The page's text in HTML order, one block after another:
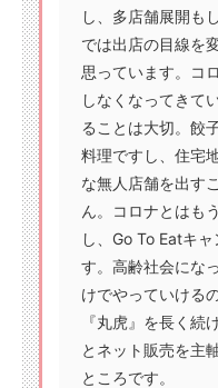
し、多店舗展開も
では出店の目線を
思っています。コ
しなくなってきて
ることは大切。餃
料理ですし、住宅
な無人店舗を出す
ん。コロナとはも
し、Go To Eatキ
す。高齢社会にな
けでやっていける
『丸虎』を長く続
とネット販売を主
ところです。